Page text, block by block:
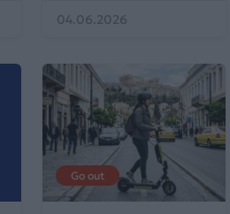
04.06.2026
Go out